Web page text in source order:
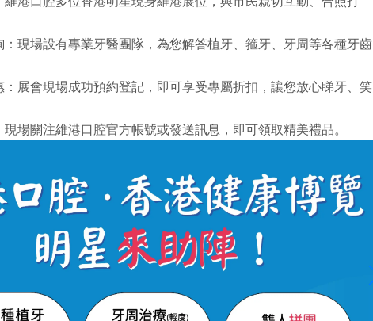
：現場設有專業牙醫團隊，為您解答植牙、箍牙、牙周等各種牙齒
：展會現場成功預約登記，即可享受專屬折扣，讓您放心睇牙、笑
場關注維港口腔官方帳號或發送訊息，即可領取精美禮品。